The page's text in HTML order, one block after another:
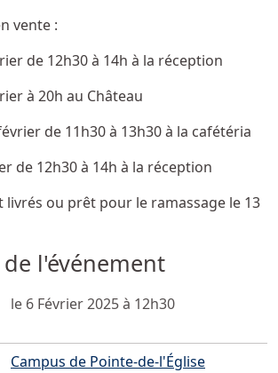
vente :
de 12h30 à 14h à la réception
à 20h au Château
de 11h30 à 13h30 à la cafétéria
de 12h30 à 14h à la réception
livrés ou prêt pour le ramassage le 13
l'événement
le 6 Février 2025 à 12h30
Campus de Pointe-de-l'Église